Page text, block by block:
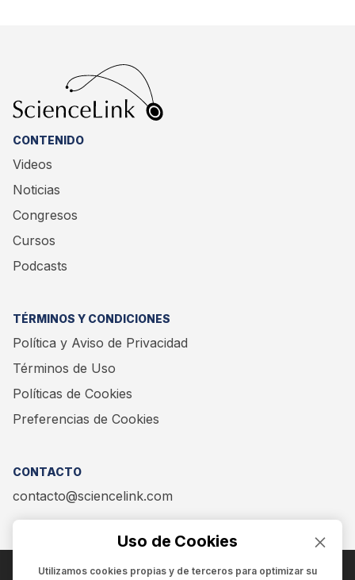
CONTENIDO
Videos
Noticias
Congresos
Cursos
Podcasts
TÉRMINOS Y CONDICIONES
Política y Aviso de Privacidad
Términos de Uso
Políticas de Cookies
Preferencias de Cookies
CONTACTO
contacto@sciencelink.com
Uso de Cookies
Utilizamos cookies propias y de terceros para optimizar su